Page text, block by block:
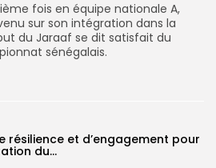
fois en équipe nationale A,
sur son intégration dans la
du Jaraaf se dit satisfait du
sénégalais.
résilience et d’engagement pour
du...